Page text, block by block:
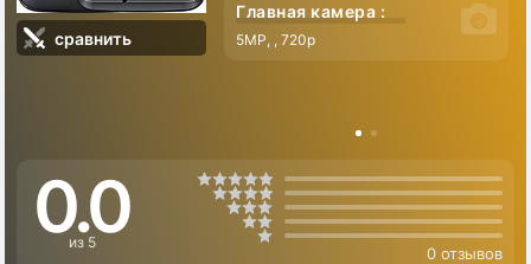
сравнить
Главная камера :
5MP, , 720p
0.0
из 5
0 отзывов